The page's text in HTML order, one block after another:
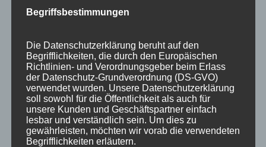
Wir sind Mitglied bei
Begriffsbestimmungen
Die Datenschutzerklärung beruht auf den
Begrifflichkeiten, die durch den Europäischen
Richtlinien- und Verordnungsgeber beim Erlass
der Datenschutz-Grundverordnung (DS-GVO)
verwendet wurden. Unsere Datenschutzerklärung
soll sowohl für die Öffentlichkeit als auch für
unsere Kunden und Geschäftspartner einfach
lesbar und verständlich sein. Um dies zu
gewährleisten, möchten wir vorab die verwendeten
Begrifflichkeiten erläutern.